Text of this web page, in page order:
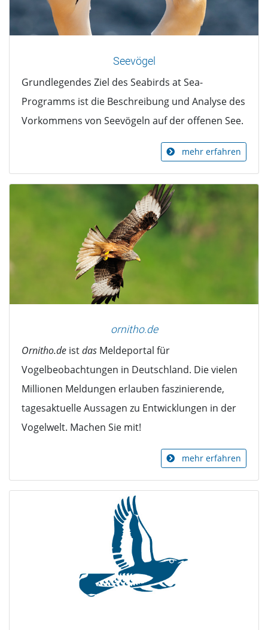
Seevögel
Grundlegendes Ziel des Seabirds at Sea-
Programms ist die Beschreibung und Analyse des
Vorkommens von Seevögeln auf der offenen See.
mehr erfahren
ornitho.de
Ornitho.de istdas Meldeportal für
Vogelbeobachtungen in Deutschland. Die vielen
Millionen Meldungen erlauben faszinierende,
tagesaktuelle Aussagen zu Entwicklungen in der
Vogelwelt. Machen Sie mit!
mehr erfahren